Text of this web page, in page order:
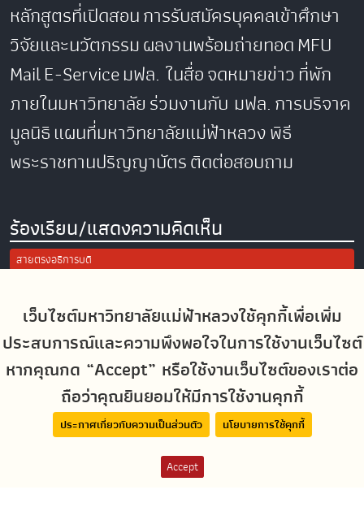
เว็บไซต์มหาวิทยาลัยแม่ฟ้าหลวงใช้คุกกี้เพื่อเพิ่ม
ประสบการณ์และความพึงพอใจในการใช้งานเว็บไซต์
หากคุณกด “Accept” หรือใช้งานเว็บไซต์ของเราต่อ
ถือว่าคุณยินยอมให้มีการใช้งานคุกกี้
ประกาศเกี่ยวกับความเป็นส่วนตัว นโยบายการใช้คุกกี้
Accept
หลักสูตรที่เปิดสอนการรับสมัครบุคคลเข้าศึกษา
วิจัยและนวัตกรรมผลงานพร้อมถ่ายทอดMFU
MailE-Serviceมฟล. ในสื่อจดหมายข่าวที่พัก
ภายในมหาวิทยาลัยร่วมงานกับ มฟล.การบริจาค
มูลนิธิแผนที่มหาวิทยาลัยแม่ฟ้าหลวงพิธี
พระราชทานปริญญาบัตรติดต่อสอบถาม
ร้องเรียน/แสดงความคิดเห็น
สายตรงอธิการบดี
ประเมินความพึงพอใจในการใช้งานเว็บไซต์ มฟล.
Site Map
Social Media